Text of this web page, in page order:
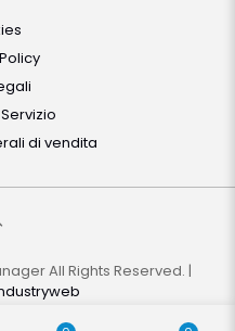
di vendita
All Rights Reserved. |